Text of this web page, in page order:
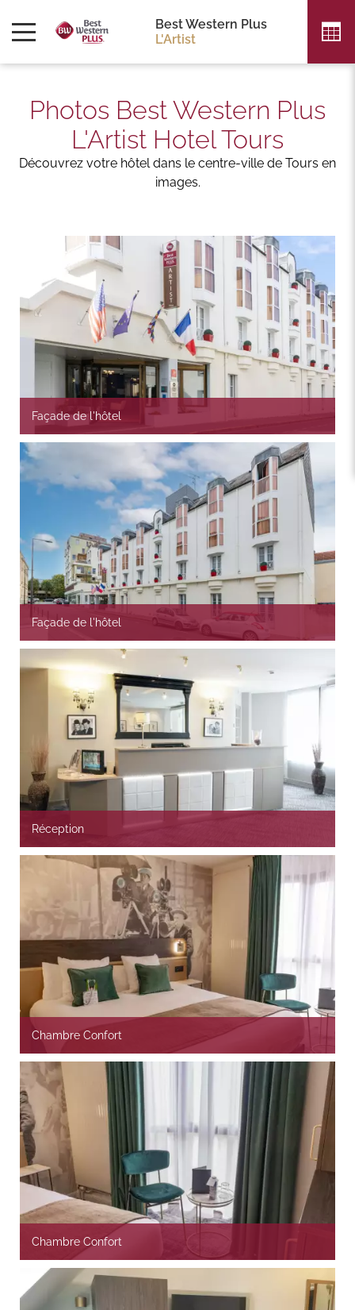
Best Western Plus
L'Artist
Photos Best Western Plus
L'Artist Hotel Tours
Découvrez votre hôtel dans le centre-ville de Tours en
images.
Façade de l'hôtel
Façade de l'hôtel
Réception
Chambre Confort
Chambre Confort